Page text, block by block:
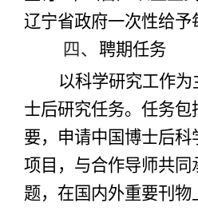
辽宁省政府一次性给予
四、 聘期任务
以科学研究工作
士后研究任务。任务包
要，申请中国博士后
项目，与合作导师共同
题，在国内外重要刊